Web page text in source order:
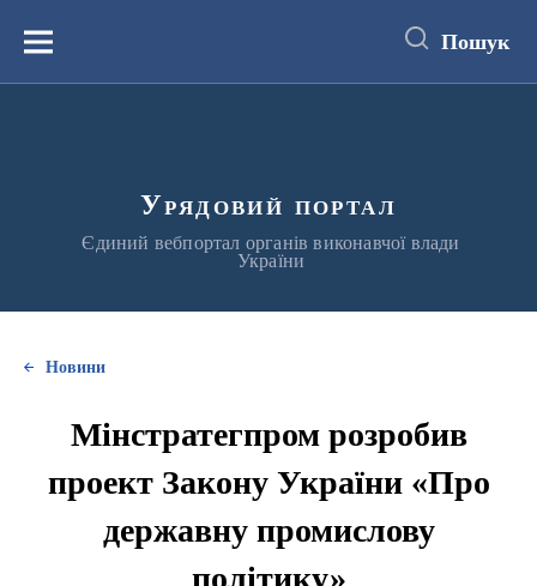
вмістуМеню Пошук
Урядовий портал
Єдиний вебпортал органів виконавчої влади
України
Новини
Мінстратегпром розробив
проект Закону України «Про
державну промислову
політику»